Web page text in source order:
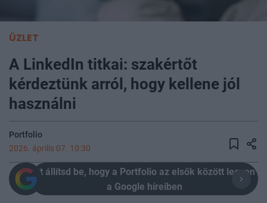
ÜZLET
A LinkedIn titkai: szakértőt
kérdeztünk arról, hogy kellene jól
használni
Portfolio
2026. április 07. 10:30
Itt állítsd be, hogy a Portfolio az elsők között legyen
a Google híreiben